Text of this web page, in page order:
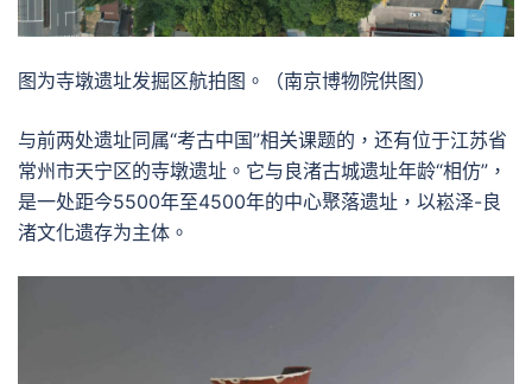
图为寺墩遗址发掘区航拍图。（南京博物院供图）
与前两处遗址同属“考古中国”相关课题的，还有位于江苏省
常州市天宁区的寺墩遗址。它与良渚古城遗址年龄“相仿”，
是一处距今5500年至4500年的中心聚落遗址，以崧泽-良
渚文化遗存为主体。